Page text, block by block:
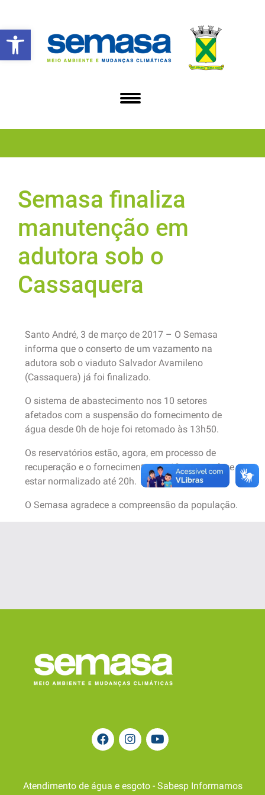
Abrir a barra de ferramentas
Semasa finaliza
manutenção em
adutora sob o
Cassaquera
Santo André, 3 de março de 2017 – O Semasa
informa que o conserto de um vazamento na
adutora sob o viaduto Salvador Avamileno
(Cassaquera) já foi finalizado.
O sistema de abastecimento nos 10 setores
afetados com a suspensão do fornecimento de
água desde 0h de hoje foi retomado às 13h50.
Os reservatórios estão, agora, em processo de
recuperação e o fornecimento nos 10 setores deve
estar normalizado até 20h.
O Semasa agradece a compreensão da população.
Atendimento de água e esgoto - Sabesp Informamos